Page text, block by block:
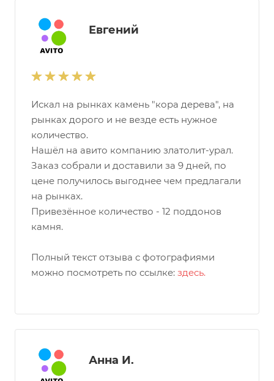
Евгений
Искал на рынках камень "кора дерева", на
рынках дорого и не везде есть нужное
количество.
Нашёл на авито компанию златолит-урал.
Заказ собрали и доставили за 9 дней, по
цене получилось выгоднее чем предлагали
на рынках.
Привезённое количество - 12 поддонов
камня.
Полный текст отзыва с фотографиями
можно посмотреть по ссылке: здесь.
Анна И.